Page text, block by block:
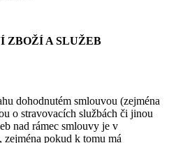
ZBOŽÍ A SLUŽEB
dohodnutém smlouvou (zejména
o stravovacích službách či jinou
nad rámec smlouvy je v
pokud k tomu má